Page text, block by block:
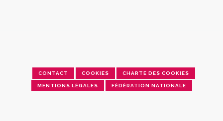
CONTACT COOKIES CHARTE DES COOKIES
MENTIONS LÉGALES FÉDÉRATION NATIONALE